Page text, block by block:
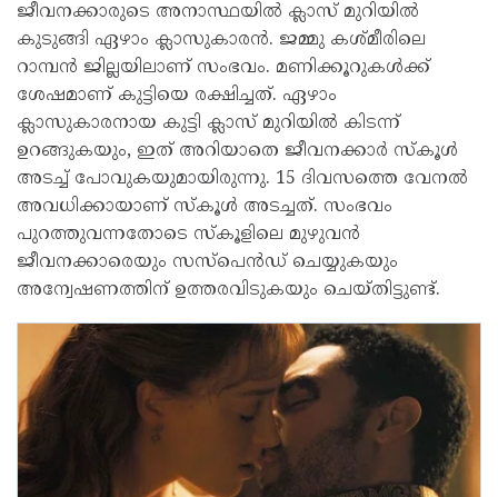
ജീവനക്കാരുടെ അനാസ്ഥയില്‍ ക്ലാസ് മുറിയില്‍
കുടുങ്ങി ഏഴാം ക്ലാസുകാരന്‍. ജമ്മു കശ്മീരിലെ
റാമ്പന്‍ ജില്ലയിലാണ് സംഭവം. മണിക്കൂറുകള്‍ക്ക്
ശേഷമാണ് കുട്ടിയെ രക്ഷിച്ചത്. ഏഴാം
ക്ലാസുകാരനായ കുട്ടി ക്ലാസ് മുറിയില്‍ കിടന്ന്
ഉറങ്ങുകയും, ഇത് അറിയാതെ ജീവനക്കാര്‍ സ്‌കൂള്‍
അടച്ച് പോവുകയുമായിരുന്നു. 15 ദിവസത്തെ വേനല്‍
അവധിക്കായാണ് സ്‌കൂള്‍ അടച്ചത്. സംഭവം
പുറത്തുവന്നതോടെ സ്‌കൂളിലെ മുഴുവന്‍
ജീവനക്കാരെയും സസ്പെന്‍ഡ് ചെയ്യുകയും
അന്വേഷണത്തിന് ഉത്തരവിടുകയും ചെയ്തിട്ടുണ്ട്.